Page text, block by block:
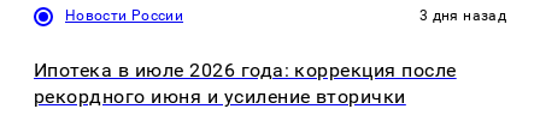
Новости России 3 дня назад
Ипотека в июле 2026 года: коррекция после
рекордного июня и усиление вторички